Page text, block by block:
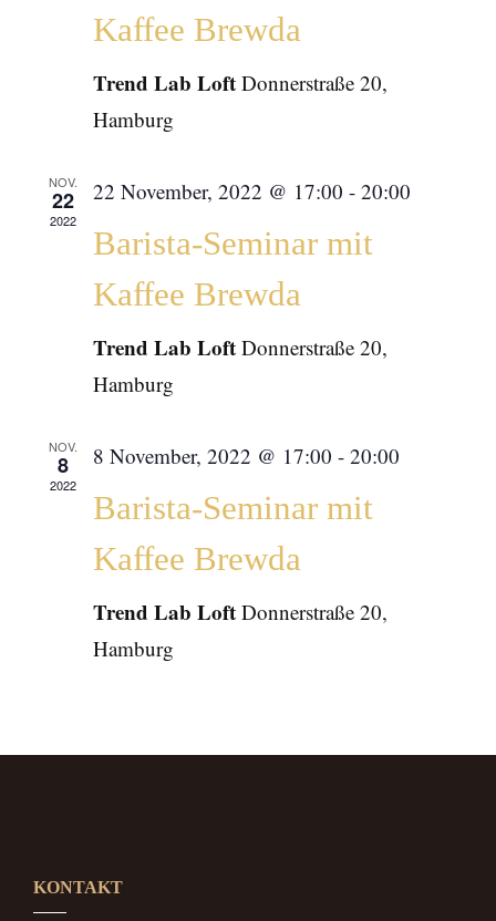
Kaffee Brewda
Trend Lab Loft Donnerstraße 20,
Hamburg
NOV.
22
2022
22 November, 2022 @ 17:00 - 20:00
Barista-Seminar mit
Kaffee Brewda
Trend Lab Loft Donnerstraße 20,
Hamburg
NOV.
8
2022
8 November, 2022 @ 17:00 - 20:00
Barista-Seminar mit
Kaffee Brewda
Trend Lab Loft Donnerstraße 20,
Hamburg
KONTAKT